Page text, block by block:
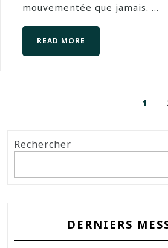
mouvementée que jamais. ...
READ MORE
1
Rechercher
DERNIERS